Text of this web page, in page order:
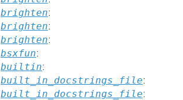
brighten:
brighten:
brighten:
bsxfun:
builtin:
built_in_docstrings_file:
built_in_docstrings_file: